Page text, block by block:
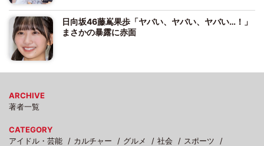
日向坂46藤嶌果歩「ヤバい、ヤバい、ヤバい…！」
まさかの暴露に赤面
ARCHIVE
著者一覧
CATEGORY
アイドル・芸能
カルチャー グルメ 社会
スポーツ